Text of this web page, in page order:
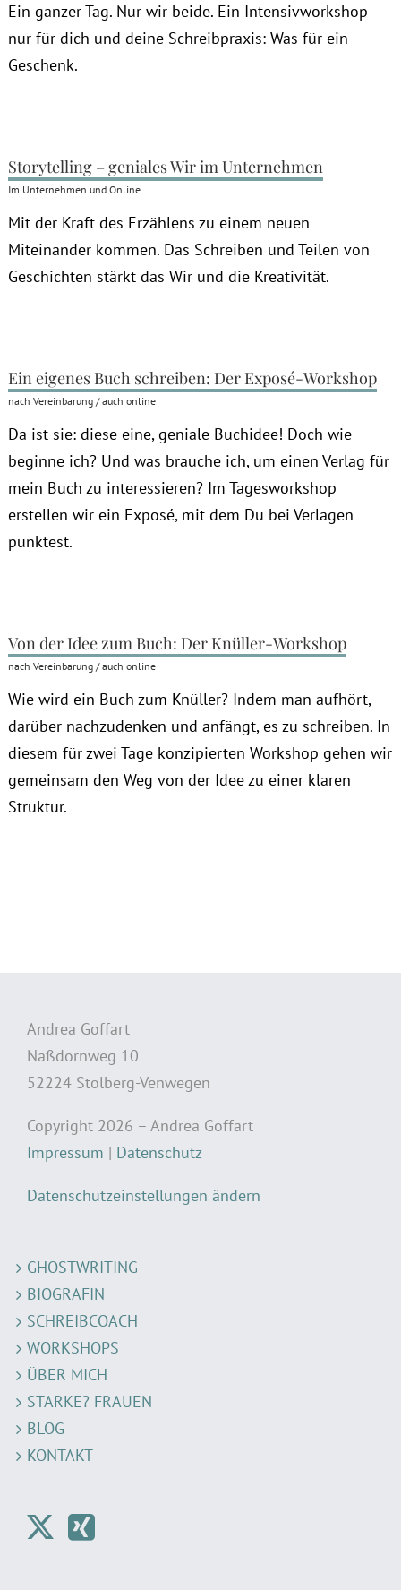
Ein ganzer Tag. Nur wir beide. Ein Intensivworkshop
nur für dich und deine Schreibpraxis: Was für ein
Geschenk.
Storytelling – geniales Wir im Unternehmen
Im Unternehmen und Online
Mit der Kraft des Erzählens zu einem neuen
Miteinander kommen. Das Schreiben und Teilen von
Geschichten stärkt das Wir und die Kreativität.
Ein eigenes Buch schreiben: Der Exposé-Workshop
nach Vereinbarung / auch online
Da ist sie: diese eine, geniale Buchidee! Doch wie
beginne ich? Und was brauche ich, um einen Verlag für
mein Buch zu interessieren? Im Tagesworkshop
erstellen wir ein Exposé, mit dem Du bei Verlagen
punktest.
Von der Idee zum Buch: Der Knüller-Workshop
nach Vereinbarung / auch online
Wie wird ein Buch zum Knüller? Indem man aufhört,
darüber nachzudenken und anfängt, es zu schreiben. In
diesem für zwei Tage konzipierten Workshop gehen wir
gemeinsam den Weg von der Idee zu einer klaren
Struktur.
Andrea Goffart
Naßdornweg 10
52224 Stolberg-Venwegen
Copyright 2026 – Andrea Goffart
Impressum | Datenschutz
Datenschutzeinstellungen ändern
GHOSTWRITING
BIOGRAFIN
SCHREIBCOACH
WORKSHOPS
ÜBER MICH
STARKE? FRAUEN
BLOG
KONTAKT